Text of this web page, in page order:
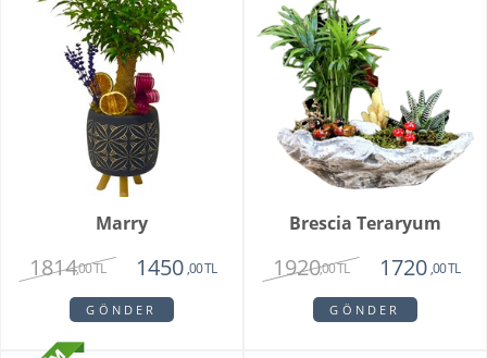
Marry
1814,00 TL 1450 ,00 TL
GÖNDER
Brescia Teraryum
1920,00 TL 1720 ,00 TL
GÖNDER